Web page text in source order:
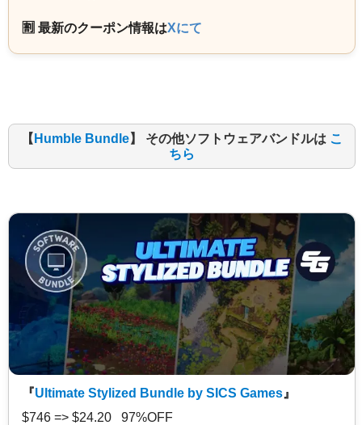
🈹 最新のクーポン情報はXにて
【 Humble Bundle】 その他ソフトウェアバンドルは こ
ちら
『Ultimate Stylized Bundle by SICS Games 』
$746 => $24.20 97%OFF